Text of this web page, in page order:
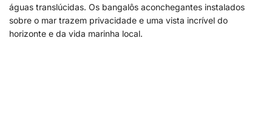
águas translúcidas. Os bangalôs aconchegantes instalados
sobre o mar trazem privacidade e uma vista incrível do
horizonte e da vida marinha local.